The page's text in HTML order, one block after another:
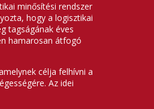
minősítési rendszer
hogy a logisztikai
tagságának éves
hamarosan átfogó
célja felhívni a
Az idei